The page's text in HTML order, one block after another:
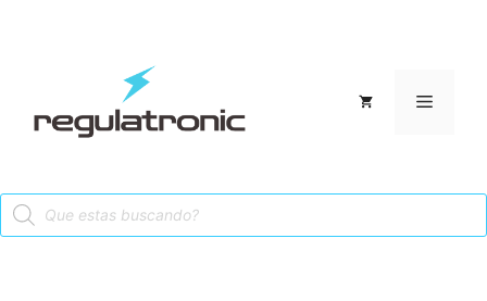
Menú
Products
search